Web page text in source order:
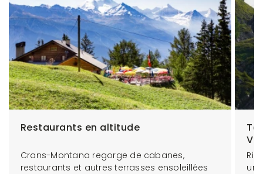
Restaurants en altitude
Crans-Montana regorge de cabanes,
restaurants et autres terrasses ensoleillées
un